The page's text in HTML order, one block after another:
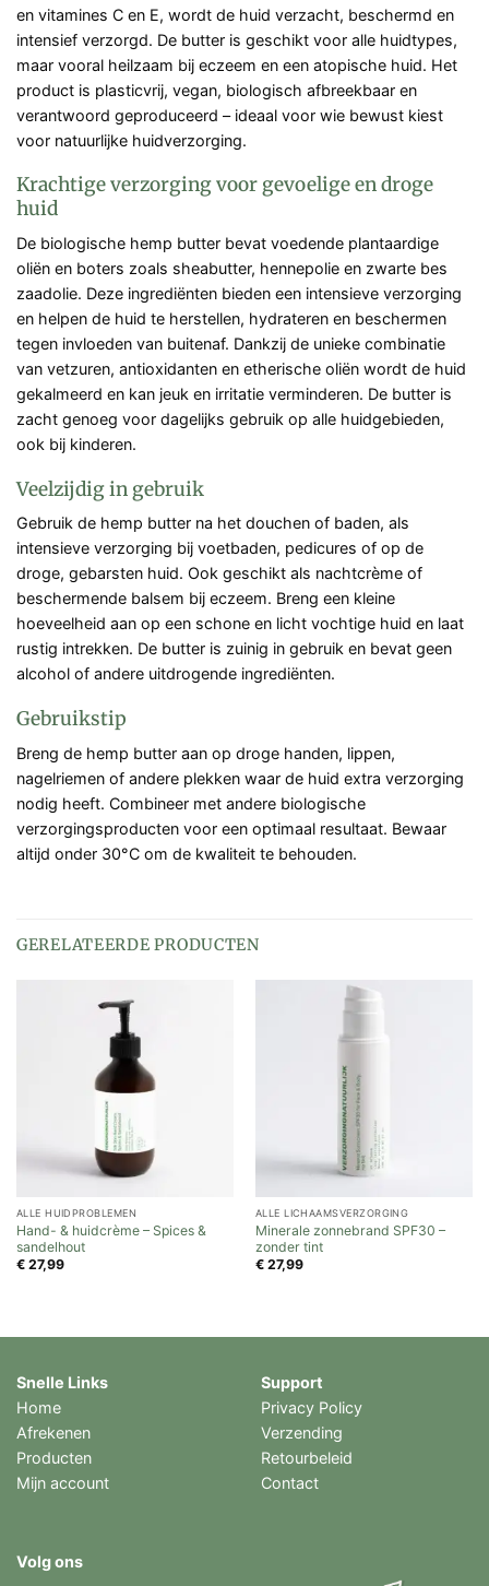
en vitamines C en E, wordt de huid verzacht, beschermd en
intensief verzorgd. De butter is geschikt voor alle huidtypes,
maar vooral heilzaam bij eczeem en een atopische huid. Het
product is plasticvrij, vegan, biologisch afbreekbaar en
verantwoord geproduceerd – ideaal voor wie bewust kiest
voor natuurlijke huidverzorging.
Krachtige verzorging voor gevoelige en droge
huid
De biologische hemp butter bevat voedende plantaardige
oliën en boters zoals sheabutter, hennepolie en zwarte bes
zaadolie. Deze ingrediënten bieden een intensieve verzorging
en helpen de huid te herstellen, hydrateren en beschermen
tegen invloeden van buitenaf. Dankzij de unieke combinatie
van vetzuren, antioxidanten en etherische oliën wordt de huid
gekalmeerd en kan jeuk en irritatie verminderen. De butter is
zacht genoeg voor dagelijks gebruik op alle huidgebieden,
ook bij kinderen.
Veelzijdig in gebruik
Gebruik de hemp butter na het douchen of baden, als
intensieve verzorging bij voetbaden, pedicures of op de
droge, gebarsten huid. Ook geschikt als nachtcrème of
beschermende balsem bij eczeem. Breng een kleine
hoeveelheid aan op een schone en licht vochtige huid en laat
rustig intrekken. De butter is zuinig in gebruik en bevat geen
alcohol of andere uitdrogende ingrediënten.
Gebruikstip
Breng de hemp butter aan op droge handen, lippen,
nagelriemen of andere plekken waar de huid extra verzorging
nodig heeft. Combineer met andere biologische
verzorgingsproducten voor een optimaal resultaat. Bewaar
altijd onder 30°C om de kwaliteit te behouden.
GERELATEERDE PRODUCTEN
ALLE HUIDPROBLEMEN
Hand- & huidcrème – Spices &
sandelhout
€27,99
ALLE LICHAAMSVERZORGING
Minerale zonnebrand SPF30 –
zonder tint
€27,99
Snelle Links
Home
Afrekenen
Producten
Mijn account
Support
Privacy Policy
Verzending
Retourbeleid
Contact
Volg ons